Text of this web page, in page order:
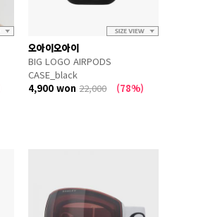
오아이오아이
BIG LOGO AIRPODS
CASE_black
4,900 won22,000 (78%)